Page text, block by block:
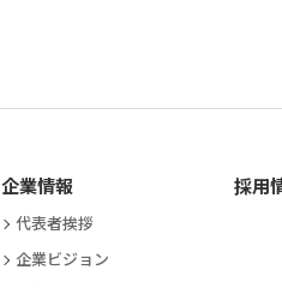
企業情報
代表者挨拶
企業ビジョン
採用